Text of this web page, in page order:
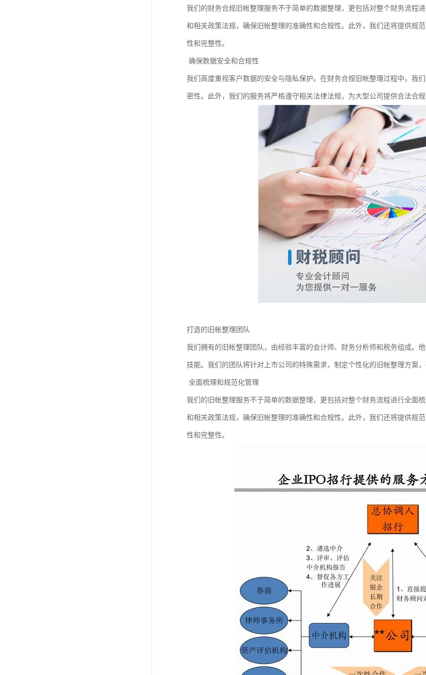
我们的财务合规旧帐整理服务不于简单的数据整理，更包括对整个财务流程
和相关政策法规，确保旧帐整理的准确性和合规性。此外，我们还将提供规
性和完整性。
确保数据安全和合规性
我们高度重视客户数据的安全与隐私保护。在财务合规旧帐整理过程中，我
密性。此外，我们的服务将严格遵守相关法律法规，为大型公司提供合法合规
打造的旧帐整理团队
我们拥有的旧帐整理团队，由经验丰富的会计师、财务分析师和税务组成。
技能。我们的团队将针对上市公司的特殊需求，制定个性化的旧帐整理方案
全面梳理和规范化管理
我们的旧帐整理服务不于简单的数据整理，更包括对整个财务流程进行全面
和相关政策法规，确保旧帐整理的准确性和合规性。此外，我们还将提供规
性和完整性。